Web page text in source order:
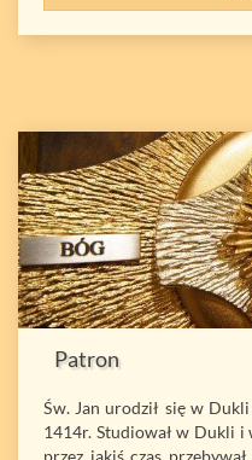
Patron
Św. Jan urodził się w
1414r. Studiował w Dukli i
przez jakiś czas